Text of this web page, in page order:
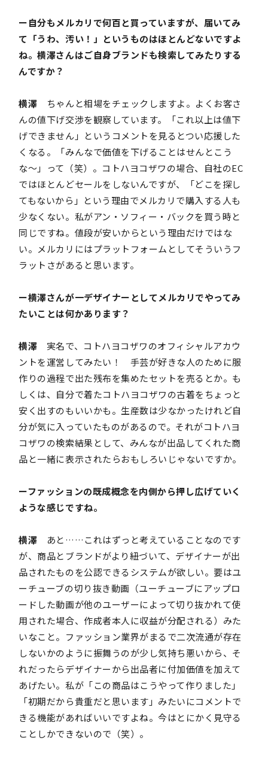
ー自分もメルカリで何百と買っていますが、届いてみ
て「うわ、汚い！」というものはほとんどないですよ
ね。横澤さんはご自身ブランドも検索してみたりする
んですか？
横澤 ちゃんと相場をチェックしますよ。よくお客さ
んの値下げ交渉を観察しています。「これ以上は値下
げできません」というコメントを見るとつい応援した
くなる。「みんなで価値を下げることはせんとこう
な〜」って（笑）。コトハヨコザワの場合、自社のEC
ではほとんどセールをしないんですが、「どこを探し
てもないから」という理由でメルカリで購入する人も
少なくない。私がアン・ソフィー・バックを買う時と
同じですね。値段が安いからという理由だけではな
い。メルカリにはプラットフォームとしてそういうフ
ラットさがあると思います。
ー横澤さんが一デザイナーとしてメルカリでやってみ
たいことは何かあります？
横澤 実名で、コトハヨコザワのオフィシャルアカウ
ントを運営してみたい！ 手芸が好きな人のために服
作りの過程で出た残布を集めたセットを売るとか。も
しくは、自分で着たコトハヨコザワの古着をちょっと
安く出すのもいいかも。生産数は少なかったけれど自
分が気に入っていたものがあるので。それがコトハヨ
コザワの検索結果として、みんなが出品してくれた商
品と一緒に表示されたらおもしろいじゃないですか。
ーファッションの既成概念を内側から押し広げていく
ような感じですね。
横澤 あと……これはずっと考えていることなのです
が、商品とブランドがより紐づいて、デザイナーが出
品されたものを公認できるシステムが欲しい。要はユ
ーチューブの切り抜き動画（ユーチューブにアップロ
ードした動画が他のユーザーによって切り抜かれて使
用された場合、作成者本人に収益が分配される）みた
いなこと。ファッション業界がまるで二次流通が存在
しないかのように振舞うのが少し気持ち悪いから、そ
れだったらデザイナーから出品者に付加価値を加えて
あげたい。私が「この商品はこうやって作りました」
「初期だから貴重だと思います」みたいにコメントで
きる機能があればいいですよね。今はとにかく見守る
ことしかできないので（笑）。